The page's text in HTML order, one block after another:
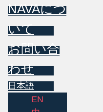
NAVAにつ
いて
お問い合
わせ
日本語
EN